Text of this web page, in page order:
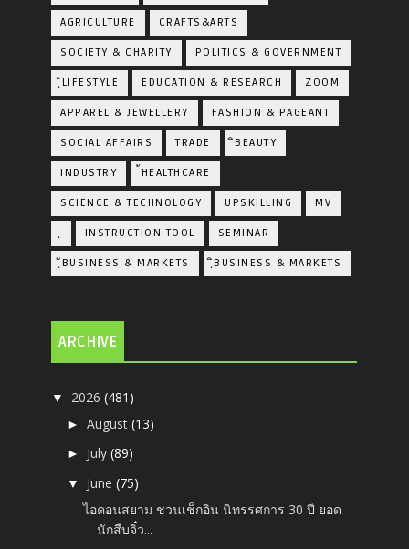
AGRICULTURE CRAFTS&ARTS
SOCIETY & CHARITY POLITICS & GOVERNMENT
ฺัLIFESTYLE EDUCATION & RESEARCH ZOOM
APPAREL & JEWELLERY FASHION & PAGEANT
SOCIAL AFFAIRS TRADE ิBEAUTY
INDUSTRY ้HEALTHCARE
SCIENCE & TECHNOLOGY UPSKILLING MV
INSTRUCTION TOOL SEMINAR
ฺัBUSINESS & MARKETS ฺิBUSINESS & MARKETS
ARCHIVE
▼ 2026(481)
►August(13)
► July(89)
▼ June(75)
ไอคอนสยาม ชวนเช็กอิน นิทรรศการ 30 ปี ยอด
นักสืบจิ๋ว...